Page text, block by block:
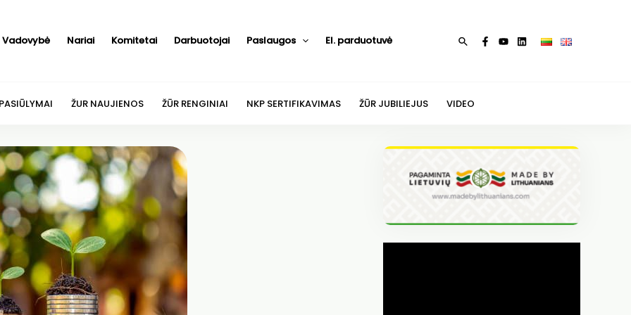
Vadovybė Nariai Komitetai Darbuotojai Paslaugos El. parduotuvė Paieška
ŽUR NAUJIENOS ŽŪR RENGINIAI NKP SERTIFIKAVIMAS ŽŪR JUBILIEJUS VIDEO